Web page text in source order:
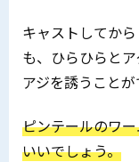
キャストしてか
も、ひらひらと
アジを誘うことが
ピンテールのワ
いいでしょう。